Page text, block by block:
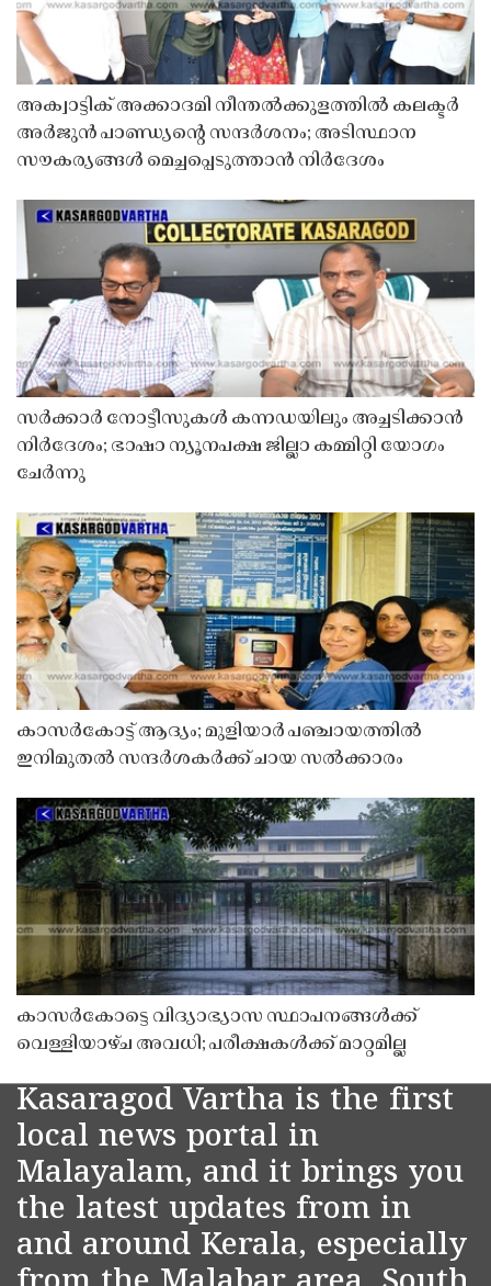
അക്വാട്ടിക് അക്കാദമി നീന്തൽക്കുളത്തിൽ കലക്ടർ
അർജുൻ പാണ്ഡ്യൻ്റെ സന്ദർശനം; അടിസ്ഥാന
സൗകര്യങ്ങൾ മെച്ചപ്പെടുത്താൻ നിർദേശം
സർക്കാർ നോട്ടീസുകൾ കന്നഡയിലും അച്ചടിക്കാൻ
നിർദേശം; ഭാഷാ ന്യൂനപക്ഷ ജില്ലാ കമ്മിറ്റി യോഗം
ചേർന്നു
കാസർകോട്ട് ആദ്യം; മുളിയാർ പഞ്ചായത്തിൽ
ഇനിമുതൽ സന്ദർശകർക്ക് ചായ സൽക്കാരം
കാസർകോട്ടെ വിദ്യാഭ്യാസ സ്ഥാപനങ്ങൾക്ക്
വെള്ളിയാഴ്ച അവധി; പരീക്ഷകൾക്ക് മാറ്റമില്ല
Kasaragod Vartha is the first
local news portal in
Malayalam, and it brings you
the latest updates from in
and around Kerala, especially